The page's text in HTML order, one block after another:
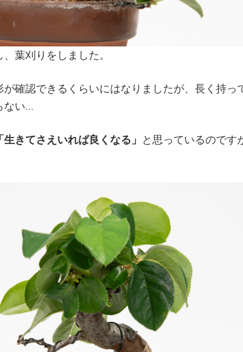
葉刈りをしました。
確認できるくらいにはなりましたが、長く持っ
ない…
「生きてさえいれば良くなる」 と思っているのです